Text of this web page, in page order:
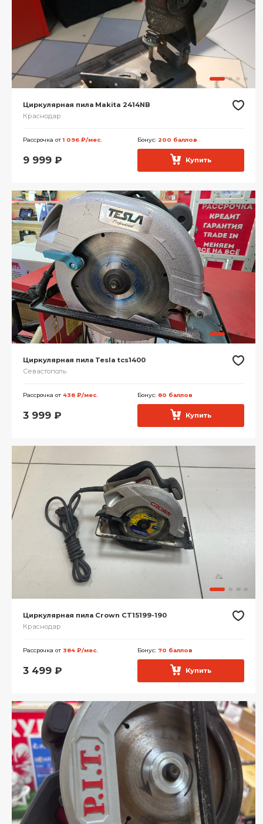
Циркулярная пила Makita 2414NB
Краснодар
Рассрочка от1 096 ₽/мес. Бонус: 200 баллов
9 999 ₽ Купить
Циркулярная пила Tesla tcs1400
Севастополь
Рассрочка от 438 ₽/мес. Бонус: 80 баллов
3 999 ₽ Купить
Циркулярная пила Crown CT15199-190
Краснодар
Рассрочка от 384 ₽/мес. Бонус: 70 баллов
3 499 ₽ Купить